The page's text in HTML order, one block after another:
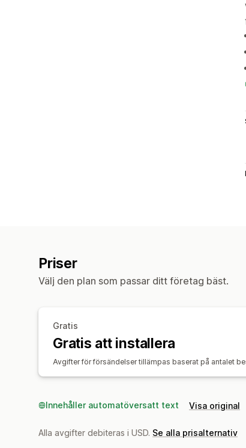
Priser
Välj den plan som passar ditt företag bäst.
Gratis
Gratis att installera
Avgifter för försändelser tillämpas baserat på antalet
Innehåller automatöversatt text Visa original
Alla avgifter debiteras i USD. Se alla prisalternativ